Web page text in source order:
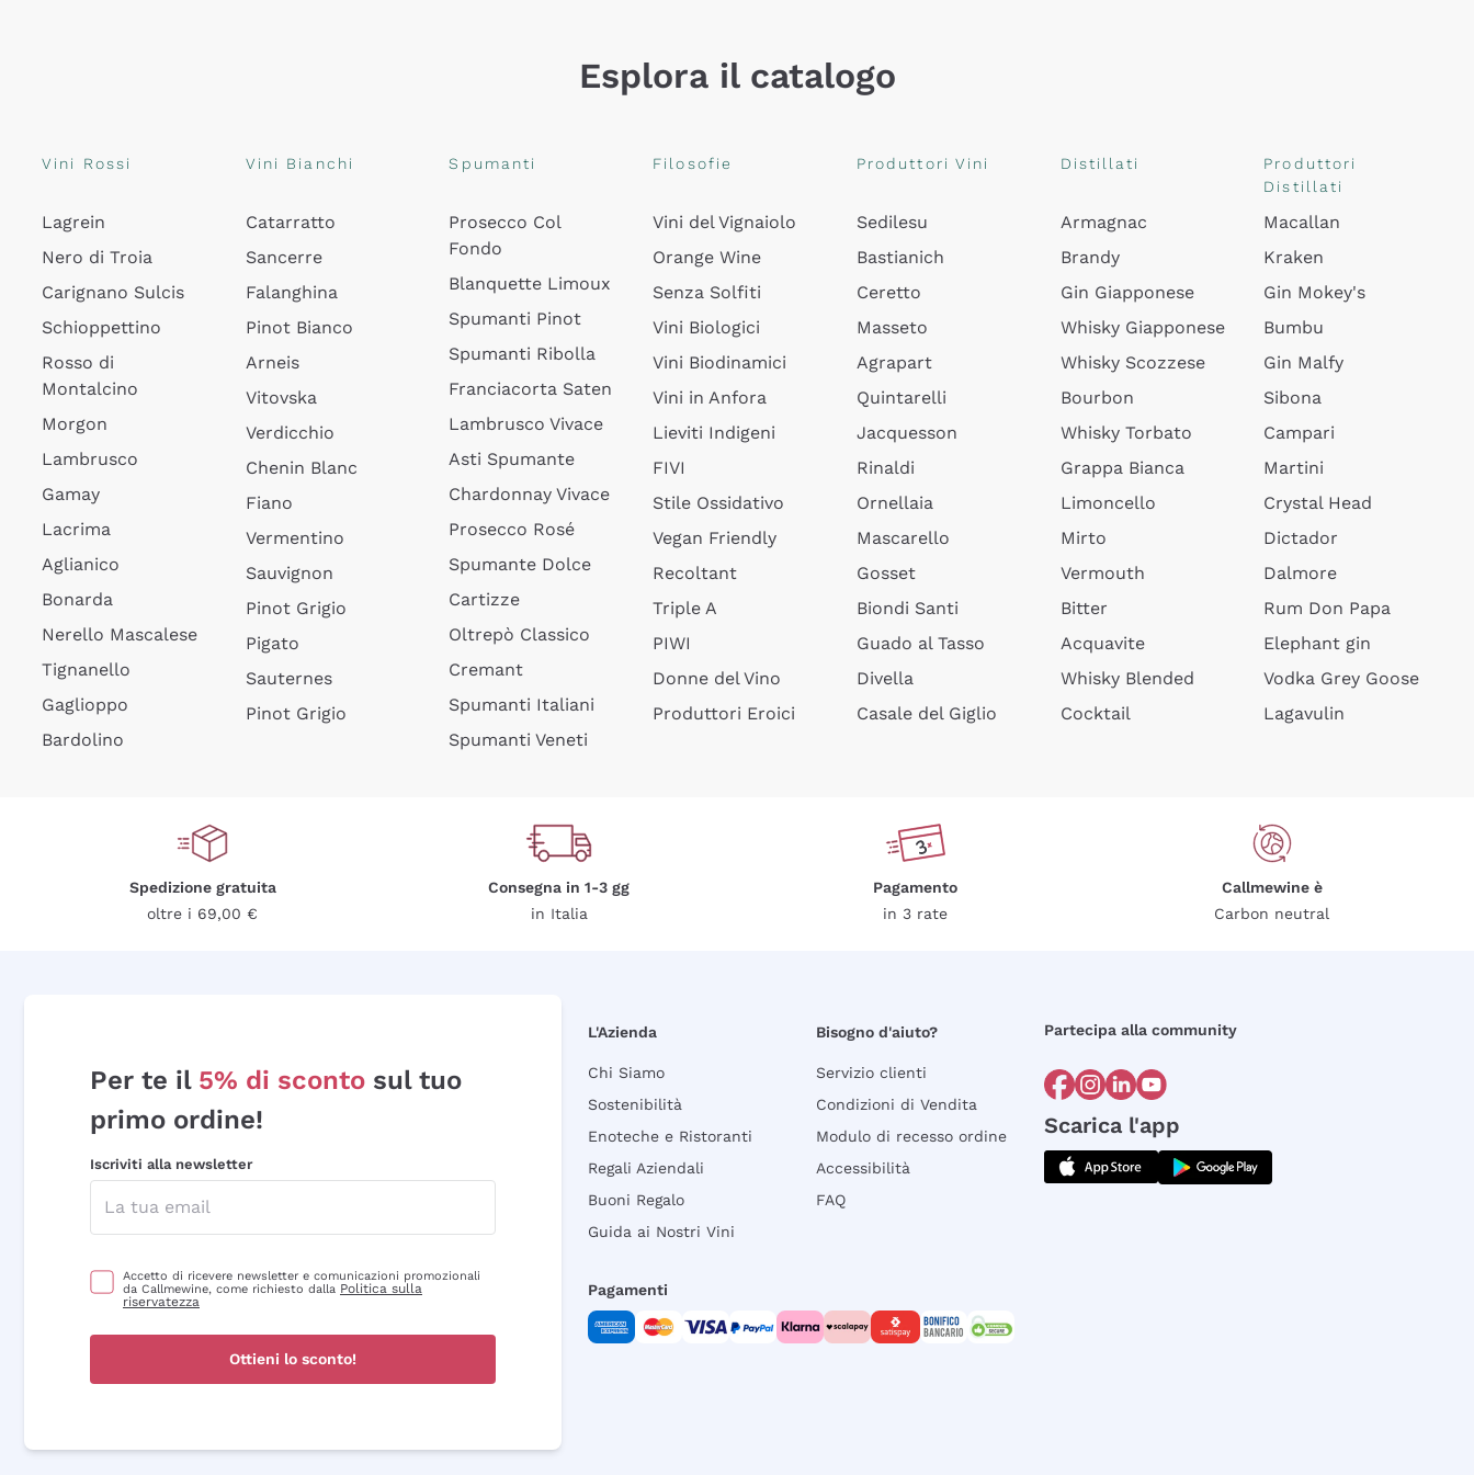
Esplora il catalogo
Vini Rossi
Lagrein
Nero di Troia
Carignano Sulcis
Schioppettino
Rosso di
Montalcino
Morgon
Lambrusco
Gamay
Lacrima
Aglianico
Bonarda
Nerello Mascalese
Tignanello
Gaglioppo
Bardolino
Vini Bianchi
Catarratto
Sancerre
Falanghina
Pinot Bianco
Arneis
Vitovska
Verdicchio
Chenin Blanc
Fiano
Vermentino
Sauvignon
Pinot Grigio
Pigato
Sauternes
Pinot Grigio
Spumanti
Prosecco Col
Fondo
Blanquette Limoux
Spumanti Pinot
Spumanti Ribolla
Franciacorta Saten
Lambrusco Vivace
Asti Spumante
Chardonnay Vivace
Prosecco Rosé
Spumante Dolce
Cartizze
Oltrepò Classico
Cremant
Spumanti Italiani
Spumanti Veneti
Filosofie
Vini del Vignaiolo
Orange Wine
Senza Solfiti
Vini Biologici
Vini Biodinamici
Vini in Anfora
Lieviti Indigeni
FIVI
Stile Ossidativo
Vegan Friendly
Recoltant
Triple A
PIWI
Donne del Vino
Produttori Eroici
Produttori Vini
Sedilesu
Bastianich
Ceretto
Masseto
Agrapart
Quintarelli
Jacquesson
Rinaldi
Ornellaia
Mascarello
Gosset
Biondi Santi
Guado al Tasso
Divella
Casale del Giglio
Distillati
Armagnac
Brandy
Gin Giapponese
Whisky Giapponese
Whisky Scozzese
Bourbon
Whisky Torbato
Grappa Bianca
Limoncello
Mirto
Vermouth
Bitter
Acquavite
Whisky Blended
Cocktail
Produttori
Distillati
Macallan
Kraken
Gin Mokey's
Bumbu
Gin Malfy
Sibona
Campari
Martini
Crystal Head
Dictador
Dalmore
Rum Don Papa
Elephant gin
Vodka Grey Goose
Lagavulin
Spedizione gratuita
oltre i 69,00 €
Consegna in 1-3 gg
in Italia
Pagamento
in 3 rate
Callmewine è
Carbon neutral
Per te il 5% di sconto sul tuo
primo ordine!
Iscriviti alla newsletter
Accetto di ricevere newsletter e comunicazioni promozionali
da Callmewine, come richiesto dalla Politica sulla
riservatezza
Ottieni lo sconto!
L'Azienda
Chi Siamo
Sostenibilità
Enoteche e Ristoranti
Regali Aziendali
Buoni Regalo
Guida ai Nostri Vini
Bisogno d'aiuto?
Servizio clienti
Condizioni di Vendita
Modulo di recesso ordine
Accessibilità
FAQ
Partecipa alla community
Scarica l'app
Pagamenti